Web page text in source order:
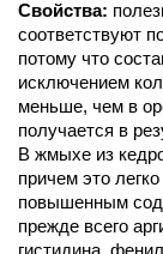
Свойства:
соответствуют
потому что
исключением
меньше, чем в
получается в
В жмыхе из
причем это
повышенным
прежде всего